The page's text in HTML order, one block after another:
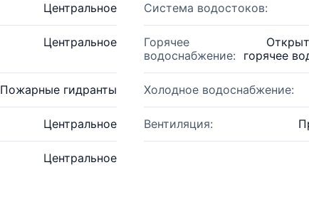
Центральное Система водостоков:
Центральное
Горячее
водоснабжение:
горячее
Пожарные гидранты Холодное водоснабжение:
Центральное Вентиляция:
Центральное